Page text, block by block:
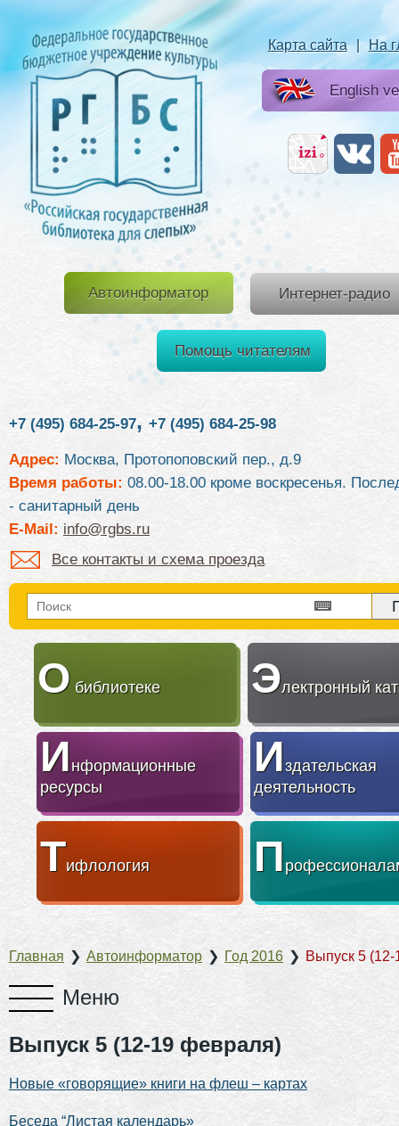
Карта сайта | На
English
Автоинформатор Интернет-радио
Помощь читателям
+7 (495) 684-25-97, +7 (495) 684-25-98
Адрес: Москва, Протопоповский пер., д.9
Время работы: 08.00-18.00 кроме воскресенья.
- санитарный день
E-Mail: info@rgbs.ru
Все контакты и схема проезда
О библиотеке Электронный
Информационные
ресурсы
Издательская
деятельность
Тифлология П
Главная ❯ Автоинформатор ❯ Год 2016 ❯ Выпуск 5
Выпуск 5 (12-19 февраля)
Новые «говорящие» книги на флеш – картах
Беседа “Листая календарь»